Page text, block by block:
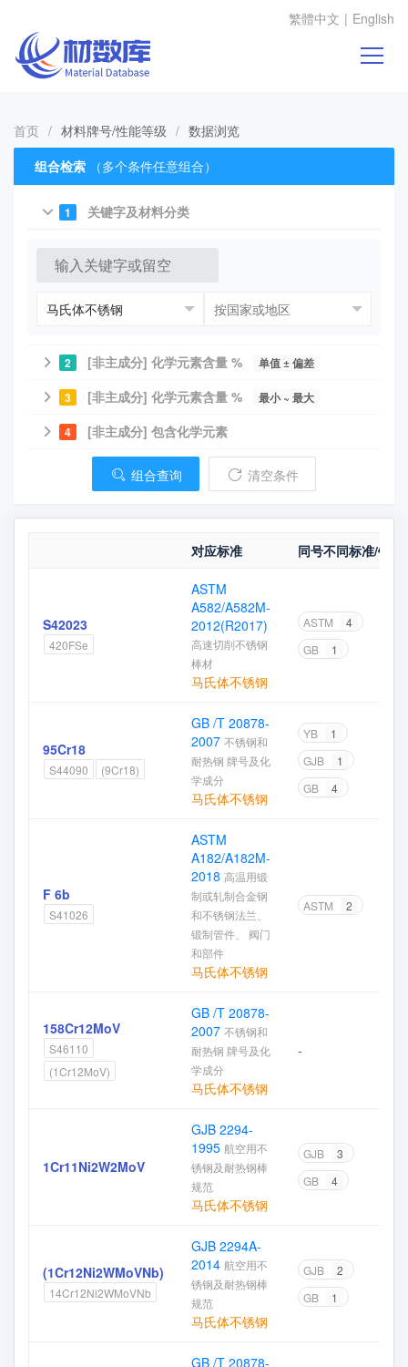
繁體中文 | English
首页 / 材料牌号/性能等级 / 数据浏览
组合检索
（多个条件任意组合）
1 关键字及材料分类
2 [非主成分] 化学元素含量 % 单值 ± 偏差
3 [非主成分] 化学元素含量 % 最小 ~ 最大
4 [非主成分] 包含化学元素
组合查询 清空条件
对应标准 同号不同标准/钢厂
S42023
420FSe
ASTM
A582/A582M-
2012(R2017)
高速切削不锈钢
棒材
马氏体不锈钢
ASTM
4
GB
1
95Cr18
S44090 (9Cr18)
GB /T 20878-
2007 不锈钢和
耐热钢 牌号及化
学成分
马氏体不锈钢
YB
1
GJB
1
GB
4
F 6b
S41026
ASTM
A182/A182M-
2018 高温用锻
制或轧制合金钢
和不锈钢法兰、
锻制管件、 阀门
和部件
马氏体不锈钢
ASTM 2
158Cr12MoV
S46110
(1Cr12MoV)
GB /T 20878-
2007 不锈钢和
耐热钢 牌号及化
学成分
马氏体不锈钢
-
1Cr11Ni2W2MoV
GJB 2294-
1995 航空用不
锈钢及耐热钢棒
规范
马氏体不锈钢
GJB
3
GB
4
(1Cr12Ni2WMoVNb)
14Cr12Ni2WMoVNb
GJB 2294A-
2014 航空用不
锈钢及耐热钢棒
规范
马氏体不锈钢
GJB
2
GB
1
GB /T 20878-